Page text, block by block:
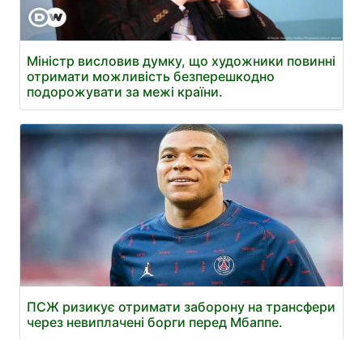
Міністр висловив думку, що художники повинні
отримати можливість безперешкодно
подорожувати за межі країни.
ПСЖ ризикує отримати заборону на трансфери
через невиплачені борги перед Мбаппе.